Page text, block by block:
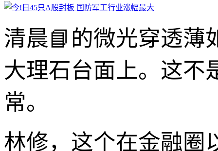
清晨📘的微光穿透薄
大理石台面上。这不
常。
林修，这个在金融圈